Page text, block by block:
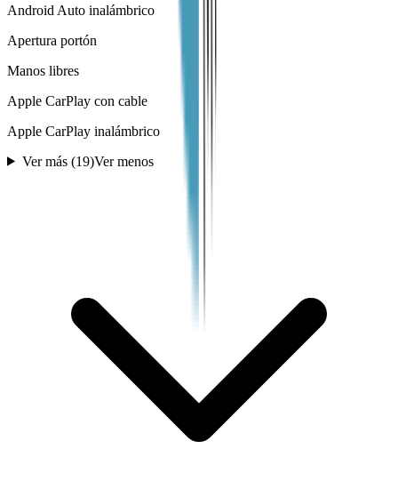
Android Auto inalámbrico
Apertura portón
Manos libres
Apple CarPlay con cable
Apple CarPlay inalámbrico
Ver más (19)Ver menos